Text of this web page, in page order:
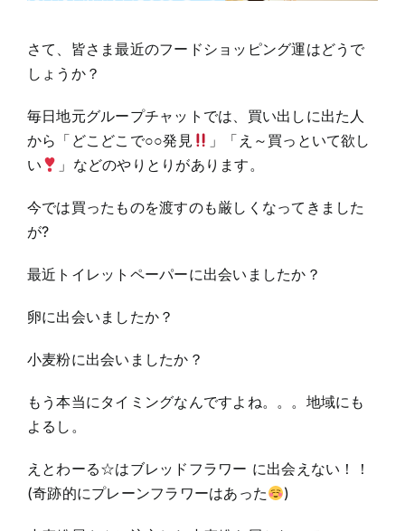
さて、皆さま最近のフードショッピング運はどうで
しょうか？
毎日地元グループチャットでは、買い出しに出た人
から「どこどこで○○発見
」「え～買っといて欲し
い
」などのやりとりがあります。
今では買ったものを渡すのも厳しくなってきました
が?
最近トイレットペーパーに出会いましたか？
卵に出会いましたか？
小麦粉に出会いましたか？
もう本当にタイミングなんですよね。。。地域にも
よるし。
えとわーる☆はブレッドフラワー に出会えない！！
(奇跡的にプレーンフラワーはあった
)